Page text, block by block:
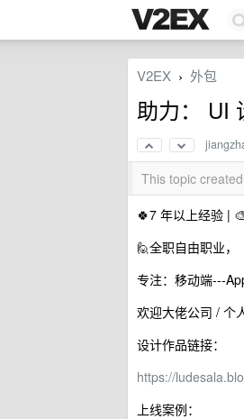
V2EX › 外包
助力： UI
This topic
🍀7 年以上经验 |
🙋全职自由职业，
专注：移动端---
欢迎大佬公司 / 个
设计作品链接：
https://
上线案例：